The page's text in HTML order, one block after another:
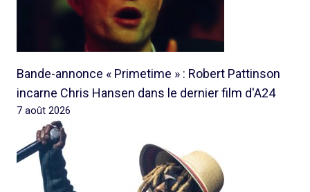
Bande-annonce « Primetime » : Robert Pattinson
incarne Chris Hansen dans le dernier film d'A24
7 août 2026